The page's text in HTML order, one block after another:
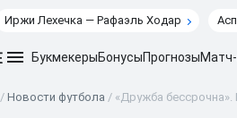
Иржи Лехечка — Рафаэль Ходар
БукмекерыБонусыПрогнозы
/ Новости футбола / «Дружба